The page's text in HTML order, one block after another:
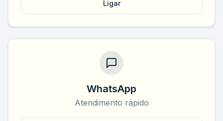
Ligar
WhatsApp
Atendimento rápido